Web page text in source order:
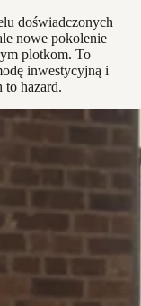
doświadczonych
nowe pokolenie
plotkom. To
inwestycyjną i
to hazard.